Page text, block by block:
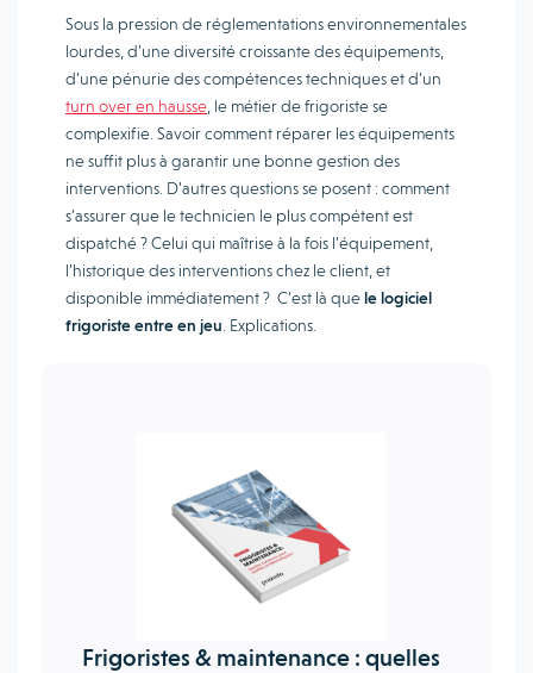
Sous la pression de réglementations environnementales
lourdes, d’une diversité croissante des équipements,
d’une pénurie des compétences techniques et d’un
turn over en hausse , le métier de frigoriste se
complexifie. Savoir comment réparer les équipements
ne suffit plus à garantir une bonne gestion des
interventions. D’autres questions se posent : comment
s’assurer que le technicien le plus compétent est
dispatché ? Celui qui maîtrise à la fois l’équipement,
l’historique des interventions chez le client, et
disponible immédiatement ? C’est là quele logiciel
frigoriste entre en jeu . Explications.
Frigoristes & maintenance : quelles